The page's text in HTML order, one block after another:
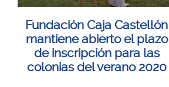
Fundación Caja Castellón
mantiene abierto el plazo
de inscripción para las
colonias del verano 2020